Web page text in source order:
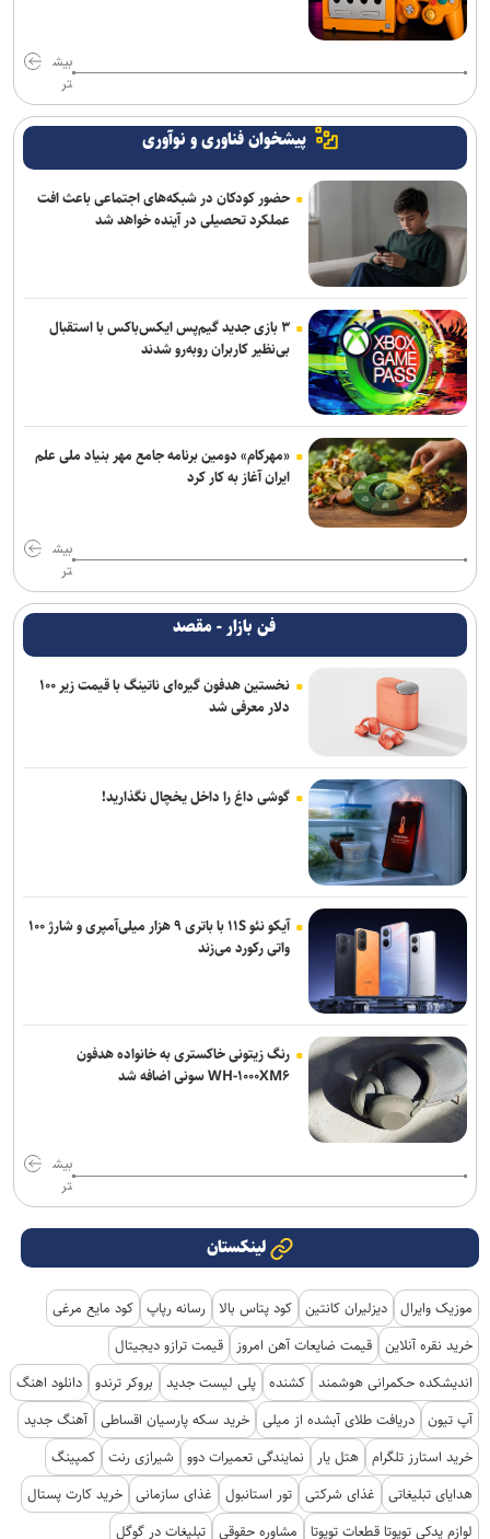
بیش
تر
پیشخوان فناوری و نوآوری
حضور کودکان در شبکه‌های اجتماعی باعث افت
عملکرد تحصیلی در آینده خواهد شد
۳ بازی جدید گیم‌پس ایکس‌باکس با استقبال
بی‌نظیر کاربران روبه‌رو شدند
«مهرکام» دومین برنامه جامع مهر بنیاد ملی علم
ایران آغاز به کار کرد
بیش
تر
فن بازار - مقصد
نخستین هدفون گیره‌ای ناتینگ با قیمت زیر ۱۰۰
دلار معرفی شد
گوشی داغ را داخل یخچال نگذارید!
آیکو نئو ۱۱S با باتری ۹ هزار میلی‌آمپری و شارژ ۱۰۰
واتی رکورد می‌زند
رنگ زیتونی خاکستری به خانواده هدفون
WH-۱۰۰۰XM۶ سونی اضافه شد
بیش
تر
لینکستان
موزیک وایرال دیزلیران کانتین کود پتاس بالا رسانه رپاپ کود مایع مرغی
خرید نقره آنلاین قیمت ضایعات آهن امروز
قیمت ترازو دیجیتال
اندیشکده حکمرانی هوشمند کشنده پلی لیست جدید بروکر ترندو دانلود اهنگ
آپ تیون دریافت طلای آبشده از میلی خرید سکه پارسیان اقساطی آهنگ جدید
خرید استارز تلگرام هتل یار نمایندگی تعمیرات دوو شیرازی رنت کمپینگ
هدایای تبلیغاتی
غذای شرکتی تور استانبول غذای سازمانی خرید کارت پستال
لوازم یدکی تویوتا قطعات تویوتا
مشاوره حقوقی تبلیغات در گوگل